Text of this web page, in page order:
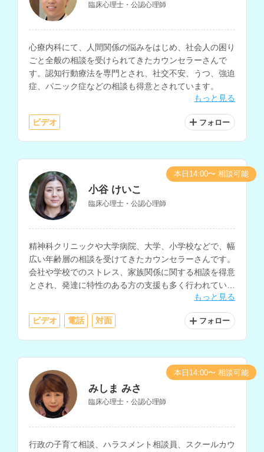
臨床心理士・公認心理師
心療内科にて、人間関係の悩みをはじめ、社会人の困り
ごと全般の相談を受けられてきたカウンセラーさんで
す。認知行動療法を専門とされ、社交不安、うつ、強迫
症、パニック症などの相談も得意とされています。
もっと見る
ビデオ フォロー
小谷 けいこ
臨床心理士・公認心理師
精神科クリニックや大学病院、大学、小学校などで、幅
広い年齢層の相談を受けてきたカウンセラーさんです。
会社や学校でのストレス、家族関係に関する相談を得意
とされ、発達に特性のある方の支援も多く行われていま
もっと見る
ビデオ 電話 対面 フォロー
本日14:00〜 相談可能
みしま みさ
臨床心理士・公認心理師
行政の子育て相談、ハラスメント相談員、スクールカウ
本日14:00〜 相談可能